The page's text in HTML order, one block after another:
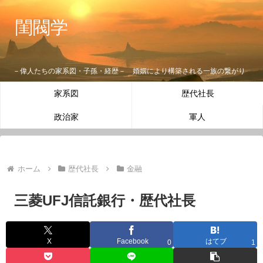
閨閥学
－偉人たちの家系図・子孫・経歴－ 婚姻により構築される一族の繋がり
家系図 歴代社長
政治家 軍人
ホーム 歴代社長 金融
三菱UFJ信託銀行・歴代社長
X Facebook 0 はてブ 1